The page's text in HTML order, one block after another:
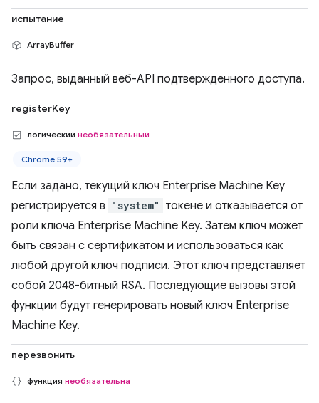
испытание
ArrayBuffer
Запрос, выданный веб-API подтвержденного доступа.
registerKey
логический необязательный
Chrome 59+
Если задано, текущий ключ Enterprise Machine Key
регистрируется в "system" токене и отказывается от
роли ключа Enterprise Machine Key. Затем ключ может
быть связан с сертификатом и использоваться как
любой другой ключ подписи. Этот ключ представляет
собой 2048-битный RSA. Последующие вызовы этой
функции будут генерировать новый ключ Enterprise
Machine Key.
перезвонить
функция необязательна